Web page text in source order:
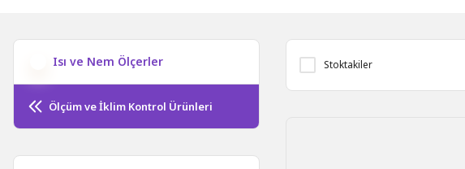
Isı ve Nem Ölçerler
Ölçüm ve İklim Kontrol Ürünleri
Stoktakiler